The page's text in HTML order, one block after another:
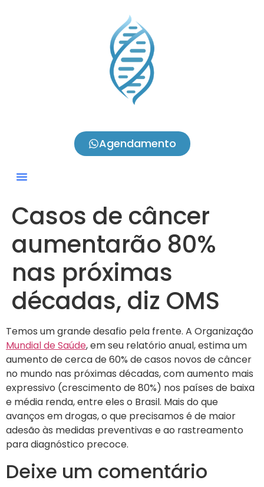
Agendamento
Casos de câncer
aumentarão 80%
nas próximas
décadas, diz OMS
Temos um grande desafio pela frente. A Organização
Mundial de Saúde, em seu relatório anual, estima um
aumento de cerca de 60% de casos novos de câncer
no mundo nas próximas décadas, com aumento mais
expressivo (crescimento de 80%) nos países de baixa
e média renda, entre eles o Brasil. Mais do que
avanços em drogas, o que precisamos é de maior
adesão às medidas preventivas e ao rastreamento
para diagnóstico precoce.
Deixe um comentário